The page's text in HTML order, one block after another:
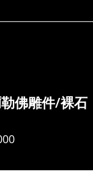
佛雕件/裸石